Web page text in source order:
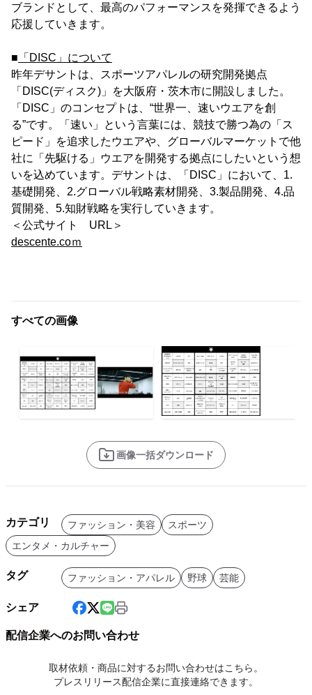
ブランドとして、最高のパフォーマンスを発揮できるよう
応援していきます。
■ 「DISC」について
昨年デサントは、スポーツアパレルの研究開発拠点
「DISC(ディスク)」を大阪府・茨木市に開設しました。
「DISC」のコンセプトは、“世界一、速いウエアを創
る”です。「速い」という言葉には、競技で勝つ為の「ス
ピード」を追求したウエアや、グローバルマーケットで他
社に「先駆ける」ウエアを開発する拠点にしたいという想
いを込めています。デサントは、「DISC」において、1.
基礎開発、2.グローバル戦略素材開発、3.製品開発、4.品
質開発、5.知財戦略を実行していきます。
＜公式サイト URL＞
descente.coｍ
すべての画像
画像一括ダウンロード
カテゴリ ファッション・美容
スポーツ
エンタメ・カルチャー
タグ ファッション・アパレル 野球 芸能
シェア
配信企業へのお問い合わせ
取材依頼・商品に対するお問い合わせはこちら。
プレスリリース配信企業に直接連絡できます。